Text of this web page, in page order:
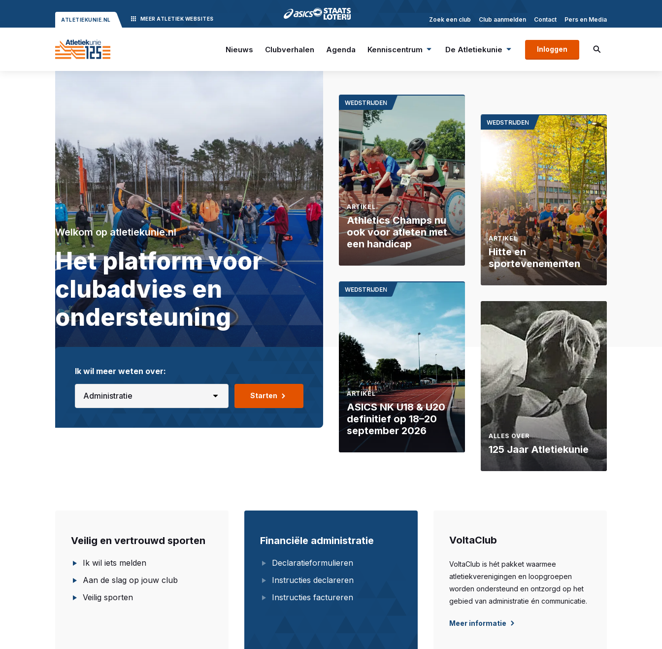
ATLETIEKUNIE.NL MEER ATLETIEK WEBSITES Zoek een club Club aanmelden Contact Pers en Media
Nieuws Clubverhalen Agenda Kenniscentrum De Atletiekunie Inloggen
Welkom op atletiekunie.nl
Het platform voor
clubadvies en
ondersteuning
Ik wil meer weten over:
Starten
WEDSTRIJDEN
ARTIKEL
Athletics Champs nu
ook voor atleten met
een handicap
WEDSTRIJDEN
ARTIKEL
ASICS NK U18 & U20
definitief op 18–20
september 2026
WEDSTRIJDEN
ARTIKEL
Hitte en
sportevenementen
ALLES OVER
125 Jaar Atletiekunie
Veilig en vertrouwd sporten
Ik wil iets melden
Aan de slag op jouw club
Veilig sporten
Financiële administratie
Declaratieformulieren
Instructies declareren
Instructies factureren
VoltaClub
VoltaClub is hét pakket waarmee
atletiekverenigingen en loopgroepen
worden ondersteund en ontzorgd op het
gebied van administratie én communicatie.
Meer informatie